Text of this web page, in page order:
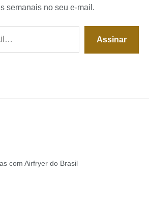
semanais no seu e-mail.
Assinar
com Airfryer do Brasil